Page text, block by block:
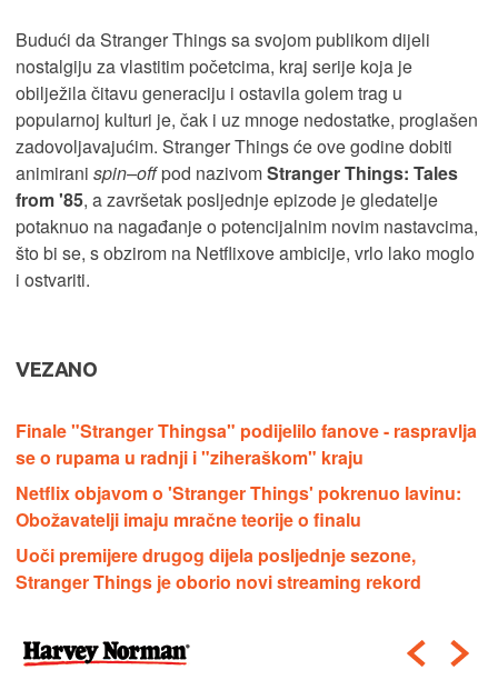
Budući da Stranger Things sa svojom publikom dijeli
nostalgiju za vlastitim početcima, kraj serije koja je
obilježila čitavu generaciju i ostavila golem trag u
popularnoj kulturi je, čak i uz mnoge nedostatke, proglašen
zadovoljavajućim. Stranger Things će ove godine dobiti
animirani spin–offpod nazivomStranger Things: Tales
from '85, a završetak posljednje epizode je gledatelje
potaknuo na nagađanje o potencijalnim novim nastavcima,
što bi se, s obzirom na Netflixove ambicije, vrlo lako moglo
i ostvariti.
VEZANO
Finale "Stranger Thingsa" podijelilo fanove - raspravlja
se o rupama u radnji i "ziheraškom" kraju
Netflix objavom o 'Stranger Things' pokrenuo lavinu:
Obožavatelji imaju mračne teorije o finalu
Uoči premijere drugog dijela posljednje sezone,
Stranger Things je oborio novi streaming rekord